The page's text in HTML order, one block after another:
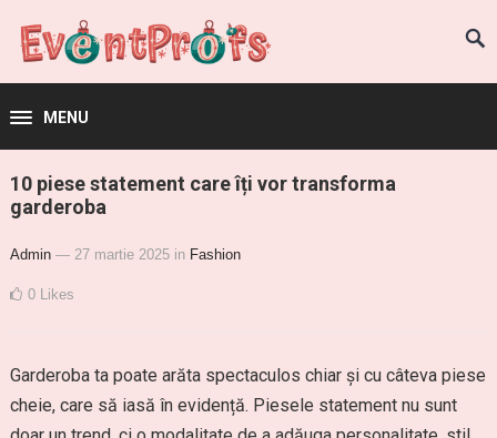
MENU
10 piese statement care îți vor transforma
garderoba
Admin — 27 martie 2025 in Fashion
0 Likes
Garderoba ta poate arăta spectaculos chiar și cu câteva piese
cheie, care să iasă în evidență. Piesele statement nu sunt